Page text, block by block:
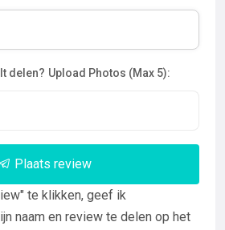
delen? Upload Photos (Max 5):
Plaats review
te klikken, geef ik
naam en review te delen op het